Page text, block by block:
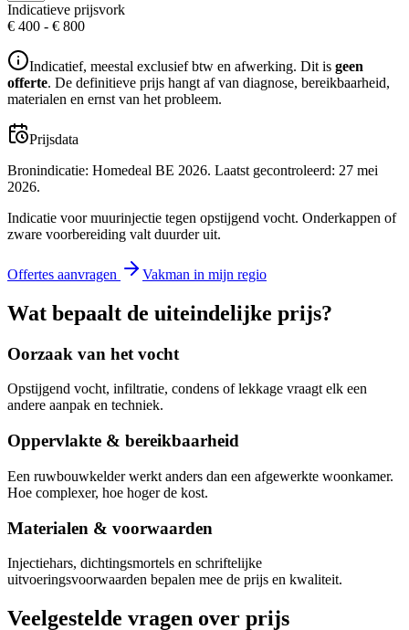
Indicatieve prijsvork
€ 400 - € 800
Indicatief, meestal exclusief btw en afwerking. Dit is geen
offerte. De definitieve prijs hangt af van diagnose, bereikbaarheid,
materialen en ernst van het probleem.
Prijsdata
Bronindicatie: Homedeal BE 2026. Laatst gecontroleerd: 27 mei
2026.
Indicatie voor muurinjectie tegen opstijgend vocht. Onderkappen of
zware voorbereiding valt duurder uit.
Offertes aanvragen Vakman in mijn regio
Wat bepaalt de uiteindelijke prijs?
Oorzaak van het vocht
Opstijgend vocht, infiltratie, condens of lekkage vraagt elk een
andere aanpak en techniek.
Oppervlakte & bereikbaarheid
Een ruwbouwkelder werkt anders dan een afgewerkte woonkamer.
Hoe complexer, hoe hoger de kost.
Materialen & voorwaarden
Injectiehars, dichtingsmortels en schriftelijke
uitvoeringsvoorwaarden bepalen mee de prijs en kwaliteit.
Veelgestelde vragen over prijs